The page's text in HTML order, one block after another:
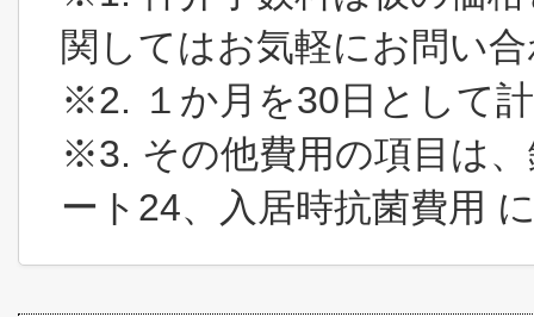
関してはお気軽にお問い
※2. １か月を30日として
※3. その他費用の項目は
ート24、入居時抗菌費用